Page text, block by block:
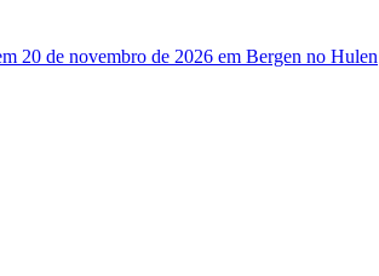
20 de novembro de 2026 em Bergen no Hulen